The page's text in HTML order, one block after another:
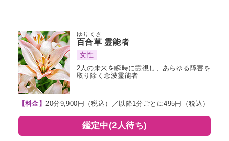
百合草
ゆりくさ
霊能者
女性
2人の未来を瞬時に霊視し、あらゆる障害を
取り除く念波霊能者
【料金】20分9,900円（税込）／以降1分ごとに495円（税込）
鑑定中(2人待ち)